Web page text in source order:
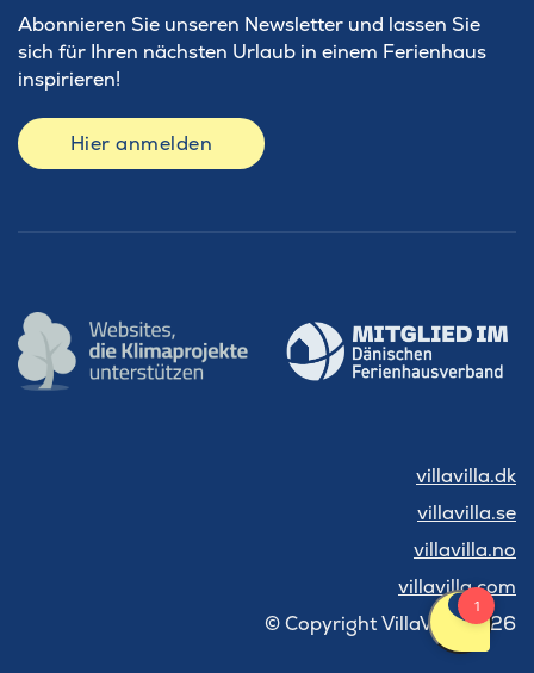
Abonnieren Sie unseren Newsletter und lassen Sie
sich für Ihren nächsten Urlaub in einem Ferienhaus
inspirieren!
Hier anmelden
villavilla.dk
villavilla.se
villavilla.no
villavilla.com
© Copyright VillaVilla 2026